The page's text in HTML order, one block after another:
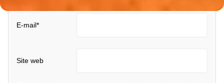
E-mail*
Site web